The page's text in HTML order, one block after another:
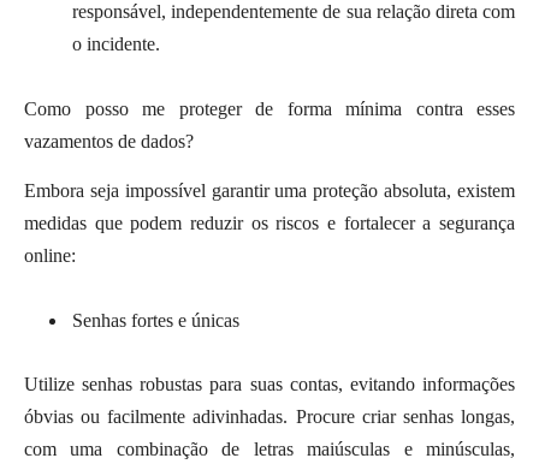
responsável, independentemente de sua relação direta com
o incidente.
Como posso me proteger de forma mínima contra esses
vazamentos de dados?
Embora seja impossível garantir uma proteção absoluta, existem
medidas que podem reduzir os riscos e fortalecer a segurança
online:
Senhas fortes e únicas
Utilize senhas robustas para suas contas, evitando informações
óbvias ou facilmente adivinhadas. Procure criar senhas longas,
com uma combinação de letras maiúsculas e minúsculas,